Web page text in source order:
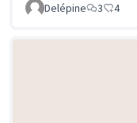
Delépine 3 4